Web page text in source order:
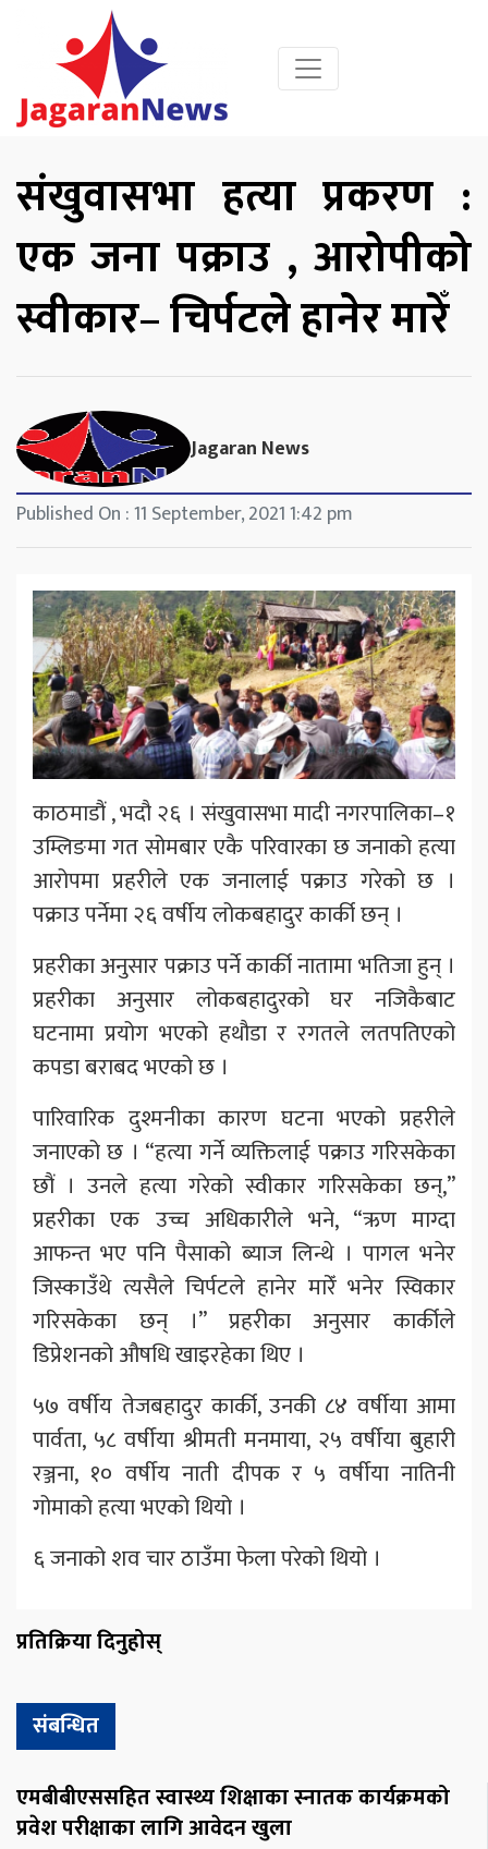
संखुवासभा हत्या प्रकरण :
एक जना पक्राउ , आरोपीको
स्वीकार– चिर्पटले हानेर मारेँ
Jagaran News
Published On : 11 September, 2021 1:42 pm
काठमाडौं , भदौ २६ । संखुवासभा मादी नगरपालिका–१
उम्लिङमा गत सोमबार एकै परिवारका छ जनाको हत्या
आरोपमा प्रहरीले एक जनालाई पक्राउ गरेको छ ।
पक्राउ पर्नेमा २६ वर्षीय लोकबहादुर कार्की छन् ।
प्रहरीका अनुसार पक्राउ पर्ने कार्की नातामा भतिजा हुन् ।
प्रहरीका अनुसार लोकबहादुरको घर नजिकैबाट
घटनामा प्रयोग भएको हथौडा र रगतले लतपतिएको
कपडा बराबद भएको छ ।
पारिवारिक दुश्मनीका कारण घटना भएको प्रहरीले
जनाएको छ । “हत्या गर्ने व्यक्तिलाई पक्राउ गरिसकेका
छौं । उनले हत्या गरेको स्वीकार गरिसकेका छन्,”
प्रहरीका एक उच्च अधिकारीले भने, “ऋण माग्दा
आफन्त भए पनि पैसाको ब्याज लिन्थे । पागल भनेर
जिस्काउँथे त्यसैले चिर्पटले हानेर मारेँ भनेर स्विकार
गरिसकेका छन् ।” प्रहरीका अनुसार कार्कीले
डिप्रेशनको औषधि खाइरहेका थिए ।
५७ वर्षीय तेजबहादुर कार्की, उनकी ८४ वर्षीया आमा
पार्वता, ५८ वर्षीया श्रीमती मनमाया, २५ वर्षीया बुहारी
रञ्जना, १० वर्षीय नाती दीपक र ५ वर्षीया नातिनी
गोमाको हत्या भएको थियो ।
६ जनाको शव चार ठाउँमा फेला परेको थियो ।
प्रतिक्रिया दिनुहोस्
संबन्धित
एमबीबीएससहित स्वास्थ्य शिक्षाका स्नातक कार्यक्रमको
प्रवेश परीक्षाका लागि आवेदन खुला